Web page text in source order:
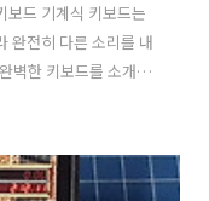
보드 기계식 키보드는
완전히 다른 소리를 내
벽한 키보드를 소개하
M1W 등 다양한
다. 2018년에 설립된
르게 명성을 얻었습니